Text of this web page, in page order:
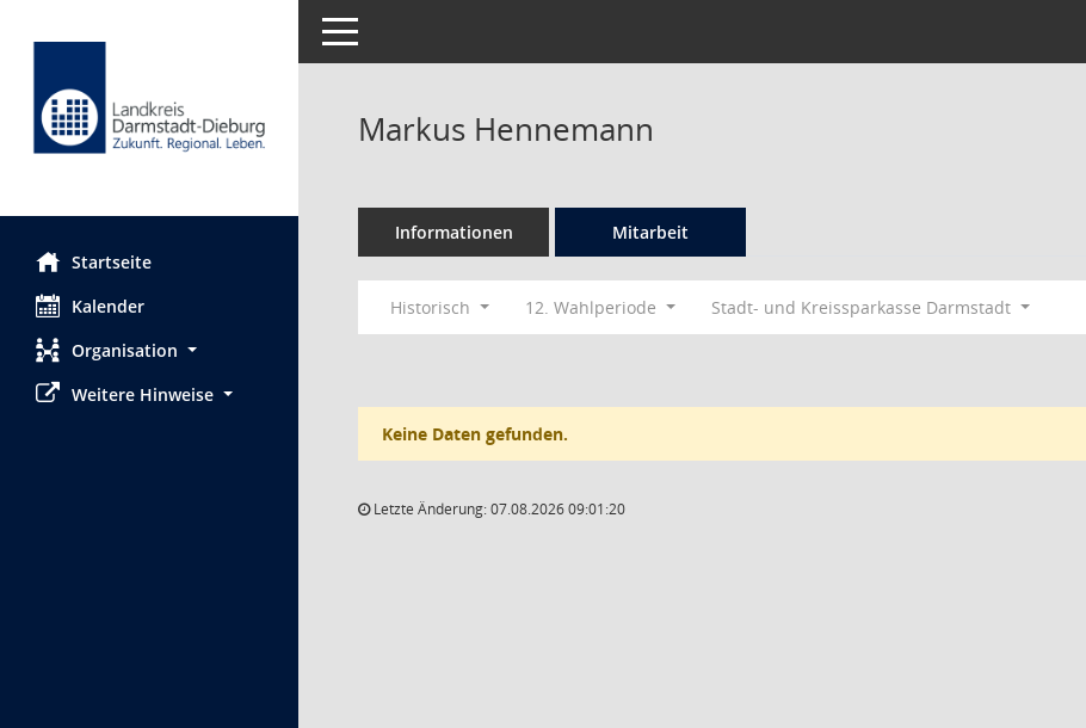
Startseite
Kalender
Organisation
Weitere Hinweise
Toggle navigation
Markus Hennemann
Informationen Mitarbeit
Historisch 12. Wahlperiode Stadt- und Kreissparkasse Darmstadt
Keine Daten gefunden.
Letzte Änderung: 07.08.2026 09:01:20